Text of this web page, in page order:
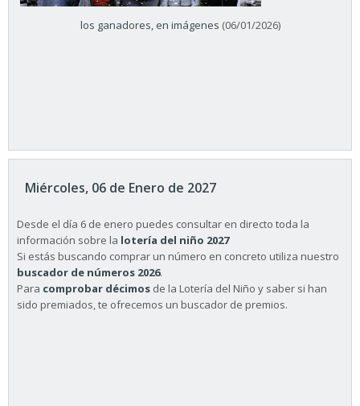
los ganadores, en imágenes (06/01/2026)
Miércoles, 06 de Enero de 2027
Desde el día 6 de enero puedes consultar en directo toda la
información sobre la lotería del niño 2027
Si estás buscando comprar un número en concreto utiliza nuestro
buscador de números 2026.
Para comprobar décimos de la Lotería del Niño y saber si han
sido premiados, te ofrecemos un buscador de premios.